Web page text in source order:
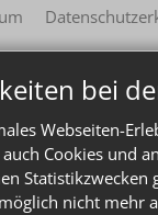
bei
Webseiten-
Cookies und
nicht